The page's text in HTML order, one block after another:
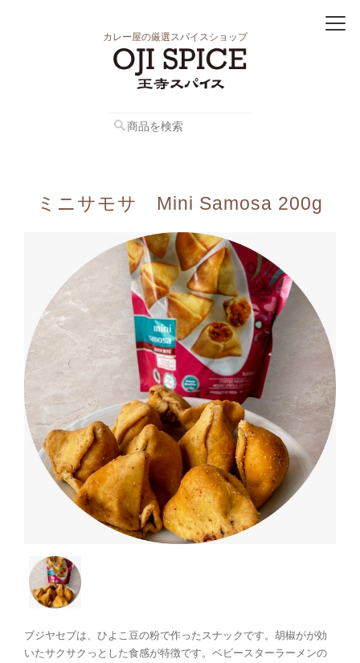
カレー屋の厳選スパイスショップ
ミニサモサ Mini Samosa 200g
ブジヤセブは、ひよこ豆の粉で作ったスナックです。胡椒がが効
いたサクサクっとした食感が特徴です。ベビースターラーメンの